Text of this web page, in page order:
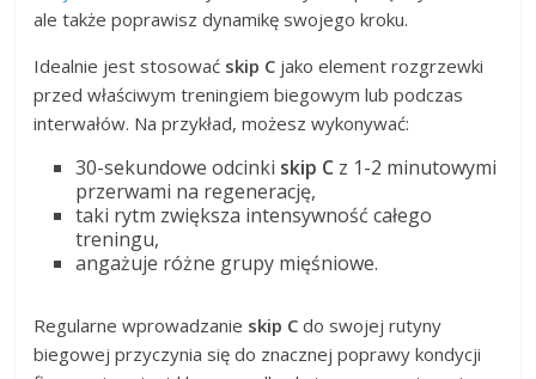
ale także poprawisz dynamikę swojego kroku.
Idealnie jest stosować skip C jako element rozgrzewki
przed właściwym treningiem biegowym lub podczas
interwałów. Na przykład, możesz wykonywać:
30-sekundowe odcinki skip C z 1-2 minutowymi
przerwami na regenerację,
taki rytm zwiększa intensywność całego
treningu,
angażuje różne grupy mięśniowe.
Regularne wprowadzanie skip C do swojej rutyny
biegowej przyczynia się do znacznej poprawy kondycji